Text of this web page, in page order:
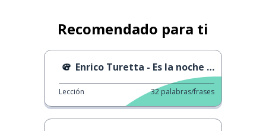
Recomendado para ti
Enrico Turetta - Es la noche de Navidad
Lección 32 palabras/frases